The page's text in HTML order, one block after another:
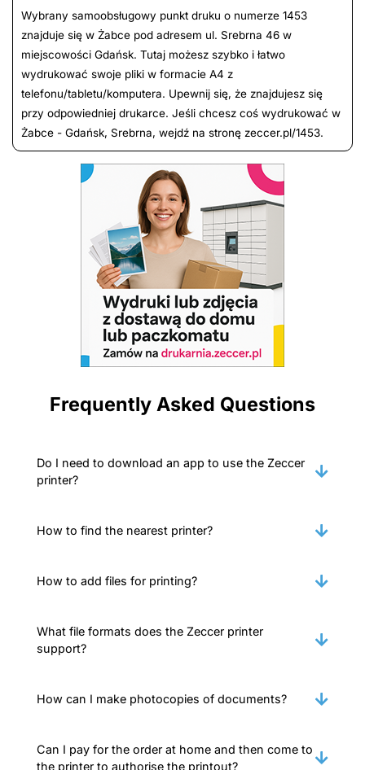
Wybrany samoobsługowy punkt druku o numerze 1453
znajduje się w Żabce pod adresem ul. Srebrna 46 w
miejscowości Gdańsk. Tutaj możesz szybko i łatwo
wydrukować swoje pliki w formacie A4 z
telefonu/tabletu/komputera. Upewnij się, że znajdujesz się
przy odpowiedniej drukarce. Jeśli chcesz coś wydrukować w
Żabce - Gdańsk, Srebrna, wejdź na stronę zeccer.pl/1453.
Frequently Asked Questions
Do I need to download an app to use the Zeccer
printer?
How to find the nearest printer?
How to add files for printing?
What file formats does the Zeccer printer
support?
How can I make photocopies of documents?
Can I pay for the order at home and then come to
the printer to authorise the printout?